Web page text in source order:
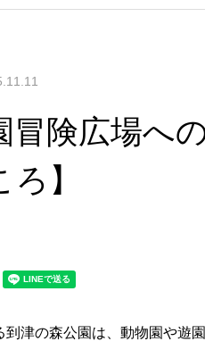
冒険広場へ
】
津の森公園は、動物園や遊